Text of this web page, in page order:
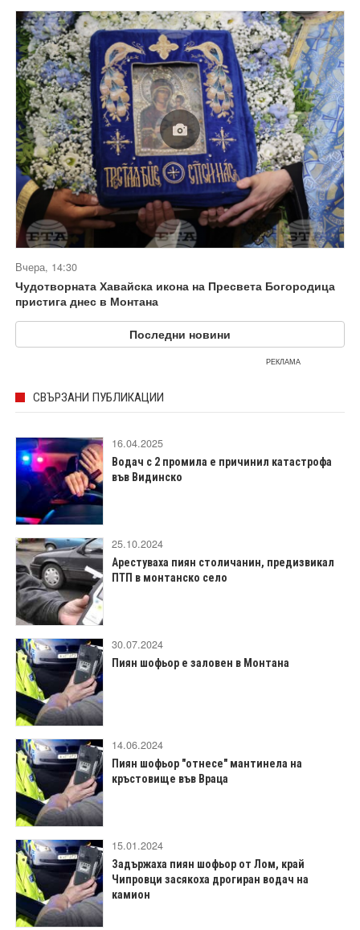
Вчера, 14:30
Чудотворната Хавайска икона на Пресвета Богородица
пристига днес в Монтана
Последни новини
РЕКЛАМА
СВЪРЗАНИ ПУБЛИКАЦИИ
16.04.2025
Водач с 2 промила е причинил катастрофа
във Видинско
25.10.2024
Арестуваха пиян столичанин, предизвикал
ПТП в монтанско село
30.07.2024
Пиян шофьор е заловен в Монтана
14.06.2024
Пиян шофьор "отнесе" мантинела на
кръстовище във Враца
15.01.2024
Задържаха пиян шофьор от Лом, край
Чипровци засякоха дрогиран водач на
камион